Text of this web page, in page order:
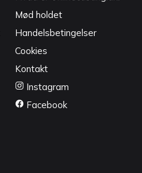
Mød holdet
Handelsbetingelser
Cookies
Kontakt
Instagram
Facebook